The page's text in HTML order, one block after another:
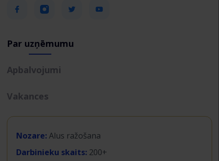
Par uzņēmumu
Apbalvojumi
Vakances
Nozare: Alus ražošana
Darbinieku skaits: 200+